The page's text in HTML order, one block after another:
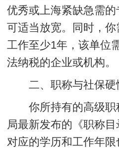
优秀或上海紧缺急需的
可适当放宽。同时，
工作至少1年，该单位
法纳税的企业或机构。
二、职称与社保硬
你所持有的高级职
局最新发布的《职称
对应的学历和工作年